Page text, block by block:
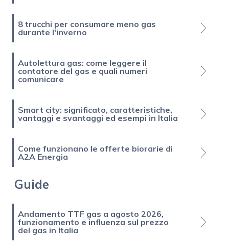
8 trucchi per consumare meno gas
durante l'inverno
Autolettura gas: come leggere il
contatore del gas e quali numeri
comunicare
Smart city: significato, caratteristiche,
vantaggi e svantaggi ed esempi in Italia
Come funzionano le offerte biorarie di
A2A Energia
Guide
Andamento TTF gas a agosto 2026,
funzionamento e influenza sul prezzo
del gas in Italia